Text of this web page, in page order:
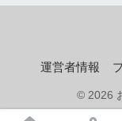
運営者情報
© 2026